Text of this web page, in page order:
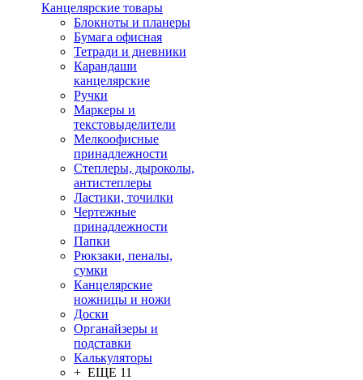
Канцелярские товары
Блокноты и планеры
Бумага офисная
Тетради и дневники
Карандаши
канцелярские
Ручки
Маркеры и
текстовыделители
Мелкоофисные
принадлежности
Степлеры, дыроколы,
антистеплеры
Ластики, точилки
Чертежные
принадлежности
Папки
Рюкзаки, пеналы,
сумки
Канцелярские
ножницы и ножи
Доски
Органайзеры и
подставки
Калькуляторы
+ ЕЩЕ 11